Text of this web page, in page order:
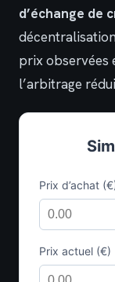
d’échange de
prix observées
l’arbitrage
Prix d’achat
Prix actuel (€)